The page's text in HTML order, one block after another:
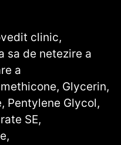
clinic,
sa de netezire a
a
Glycerin,
Pentylene Glycol,
SE,